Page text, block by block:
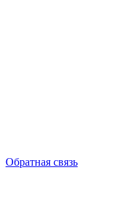
Обратная связь